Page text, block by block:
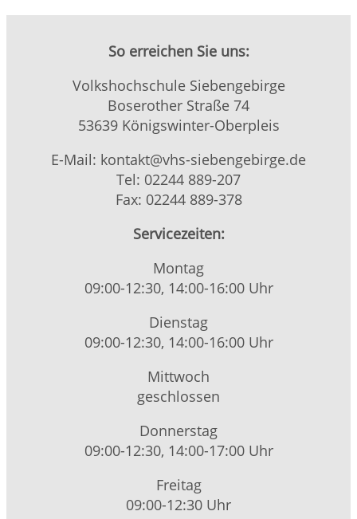
So erreichen Sie uns:
Volkshochschule Siebengebirge
Boserother Straße 74
53639 Königswinter-Oberpleis
E-Mail: kontakt@vhs-siebengebirge.de
Tel: 02244 889-207
Fax: 02244 889-378
Servicezeiten:
Montag
09:00-12:30, 14:00-16:00 Uhr
Dienstag
09:00-12:30, 14:00-16:00 Uhr
Mittwoch
geschlossen
Donnerstag
09:00-12:30, 14:00-17:00 Uhr
Freitag
09:00-12:30 Uhr